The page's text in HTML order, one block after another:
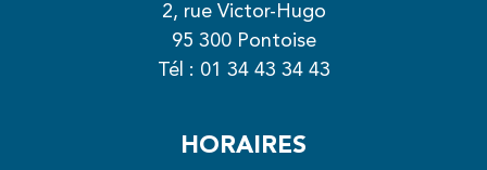
2, rue Victor-Hugo
95 300 Pontoise
Tél : 01 34 43 34 43
HORAIRES